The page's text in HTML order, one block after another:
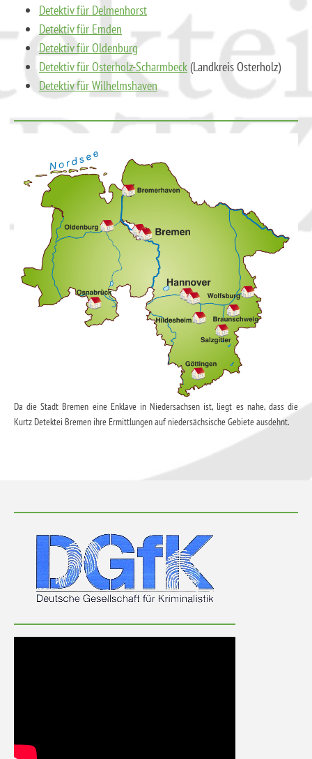
Detektiv für Delmenhorst
Detektiv für Emden
Detektiv für Oldenburg
Detektiv für Osterholz-Scharmbeck (Landkreis Osterholz)
Detektiv für Wilhelmshaven
Da die Stadt Bremen eine Enklave in Niedersachsen ist, liegt es nahe, dass die
Kurtz Detektei Bremen ihre Ermittlungen auf niedersächsische Gebiete ausdehnt.